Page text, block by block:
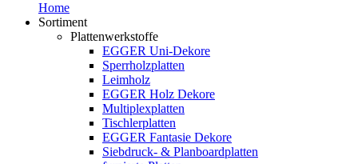
Home
Sortiment
Plattenwerkstoffe
EGGER Uni-Dekore
Sperrholzplatten
Leimholz
EGGER Holz Dekore
Multiplexplatten
Tischlerplatten
EGGER Fantasie Dekore
Siebdruck- & Planboardplatten